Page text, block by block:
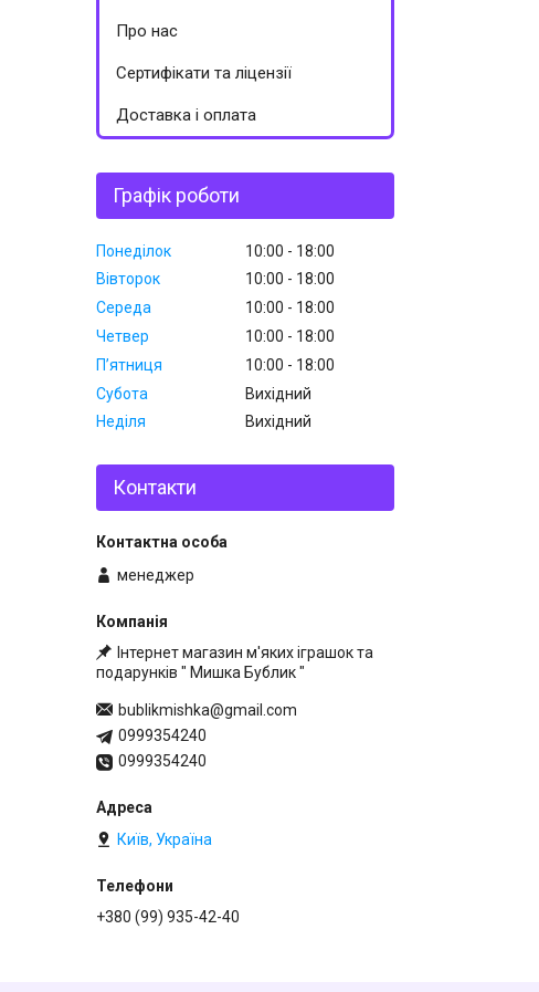
Про нас
Сертифікати та ліцензії
Доставка і оплата
Графік роботи
Понеділок 10:00
18:00
Вівторок
10:00
18:00
Середа
10:00
18:00
Четвер
10:00
18:00
Пʼятниця
10:00
18:00
Субота
Вихідний
Неділя
Вихідний
Контакти
менеджер
Інтернет магазин м'яких іграшок та
подарунків " Мишка Бублик "
bublikmishka@gmail.com
0999354240
0999354240
Київ, Україна
+380 (99) 935-42-40